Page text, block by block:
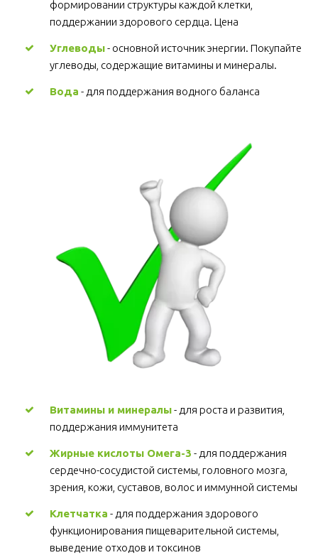
формировании структуры каждой клетки,
поддержании здорового сердца. Цена
Углеводы - основной источник энергии. Покупайте
углеводы, содержащие витамины и минералы.
Вода - для поддержания водного баланса
Витамины и минералы - для роста и развития,
поддержания иммунитета
Жирные кислоты Омега-3 - для поддержания
сердечно-сосудистой системы, головного мозга,
зрения, кожи, суставов, волос и иммунной системы
Клетчатка - для поддержания здорового
функционирования пищеварительной системы,
выведение отходов и токсинов